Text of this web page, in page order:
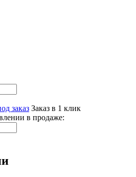
заказ Заказ в 1 клик
в продаже: